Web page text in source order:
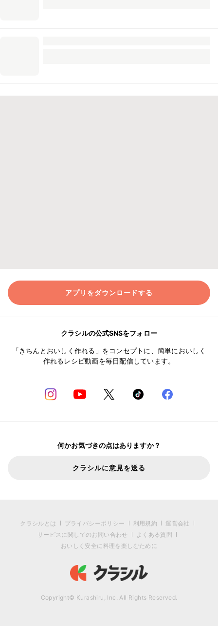
アプリをダウンロードする
クラシルの公式SNSをフォロー
「きちんとおいしく作れる」をコンセプトに、簡単においしく
作れるレシピ動画を毎日配信しています。
何かお気づきの点はありますか？
クラシルに意見を送る
クラシルとは プライバシーポリシー 利用規約
運営会社
サービスに関してのお問い合わせ
よくある質問
おいしく安全に料理を楽しむために
Copyright© Kurashiru, Inc. All Rights Reserved.